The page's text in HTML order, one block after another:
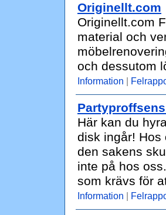
Originellt.com
Originellt.com
material och
och dessutom
Information |
Här kan du
disk ingår! Hos
den sakens
inte på hos
som krävs för
Information |